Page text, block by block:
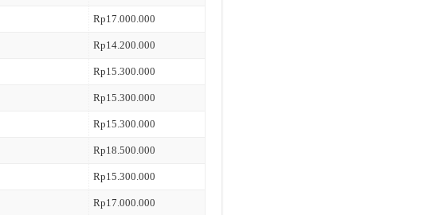
Rp17.000.000
Rp14.200.000
Rp15.300.000
Rp15.300.000
Rp15.300.000
Rp18.500.000
Rp15.300.000
Rp17.000.000